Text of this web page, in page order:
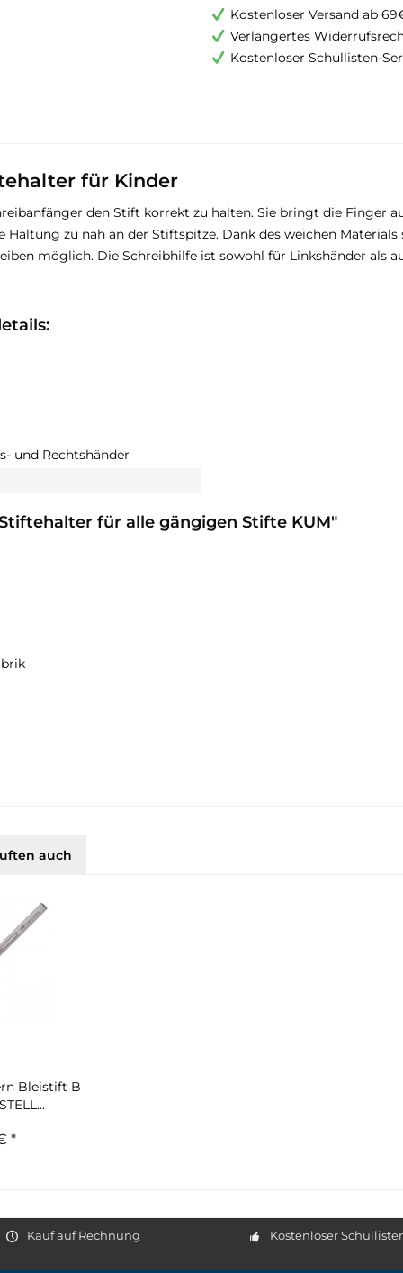
Kostenloser Versand ab
Verlängertes
Kostenloser Schullisten-
für Kinder
den Stift korrekt zu halten. Sie bringt die Finger
zu nah an der Stiftspitze. Dank des weichen
möglich. Die Schreibhilfe ist sowohl für Linkshänder als
und Rechtshänder
für alle gängigen Stifte KUM"
auch
Bleistift B
*
Kauf auf Rechnung Kostenloser